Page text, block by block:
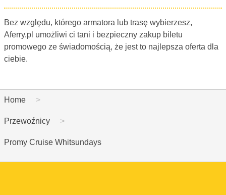
Bez względu, którego armatora lub trasę wybierzesz,
Aferry.pl umożliwi ci tani i bezpieczny zakup biletu
promowego ze świadomością, że jest to najlepsza oferta dla
ciebie.
Home
Przewoźnicy
Promy Cruise Whitsundays